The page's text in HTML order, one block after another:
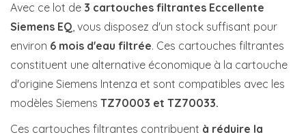
Avec ce lot de 3 cartouches filtrantes Eccellente
Siemens EQ, vous disposez d'un stock suffisant pour
environ 6 mois d'eau filtrée. Ces cartouches filtrantes
constituent une alternative économique à la cartouche
d'origine Siemens Intenza et sont compatibles avec les
modèles Siemens TZ70003 et TZ70033.
Ces cartouches filtrantes contribuent à réduire la